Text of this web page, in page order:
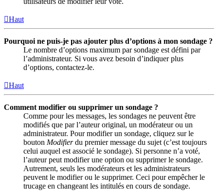
Haut
Pourquoi ne puis-je pas ajouter plus d’options à mon sondage ?
Le nombre d’options maximum par sondage est défini par
l’administrateur. Si vous avez besoin d’indiquer plus
d’options, contactez-le.
Haut
Comment modifier ou supprimer un sondage ?
Comme pour les messages, les sondages ne peuvent être
modifiés que par l’auteur original, un modérateur ou un
administrateur. Pour modifier un sondage, cliquez sur le
bouton Modifierdu premier message du sujet (c’est toujours
celui auquel est associé le sondage). Si personne n’a voté,
l’auteur peut modifier une option ou supprimer le sondage.
Autrement, seuls les modérateurs et les administrateurs
peuvent le modifier ou le supprimer. Ceci pour empêcher le
trucage en changeant les intitulés en cours de sondage.